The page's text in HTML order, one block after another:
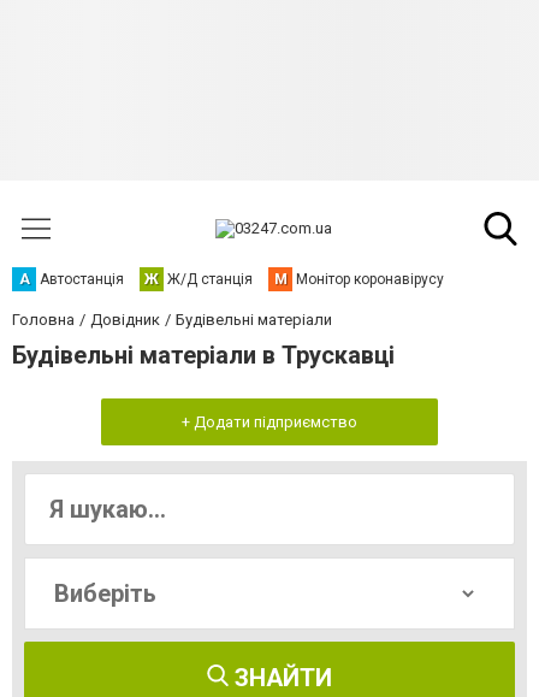
А Автостанція Ж Ж/Д станція М Монітор коронавірусу
Головна Довідник Будівельні матеріали
Будівельні матеріали в Трускавці
+ Додати підприємство
ЗНАЙТИ